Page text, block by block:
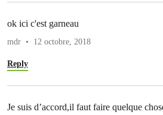
ok ici c'est garneau
mdr 12 octobre, 2018
Reply
Je suis d’accord,il faut faire quelque